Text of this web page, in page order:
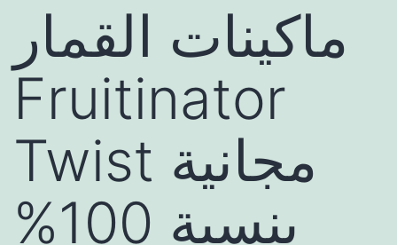
ماكينات القمار
Fruitinator
Twist مجانية
بنسبة 100%